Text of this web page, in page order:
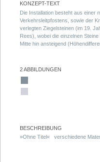
KONZEPT-TEXT
Die Installation besteht aus einer
Verkehrsleitpfostens, sowie der
verlegten Ziegelsteinen (im 19.
Rees), wobei die einzelnen
Mitte hin ansteigend
gefertigt, die Reflektoren (auf
gleichgroße Kreisflächen) in einer
2 ABBILDUNGEN
BESCHREIBUNG
»Ohne Titel« verschiedene